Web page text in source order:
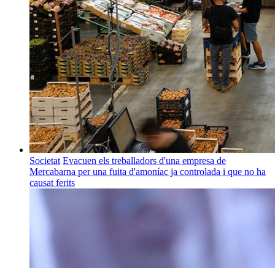
Societat Evacuen els treballadors d'una empresa de
Mercabarna per una fuita d'amoníac ja controlada i que no ha
causat ferits